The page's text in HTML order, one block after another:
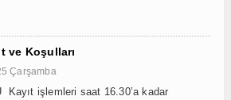
ve Koşulları
Çarşamba
Kayıt işlemleri saat 16.30’a kadar